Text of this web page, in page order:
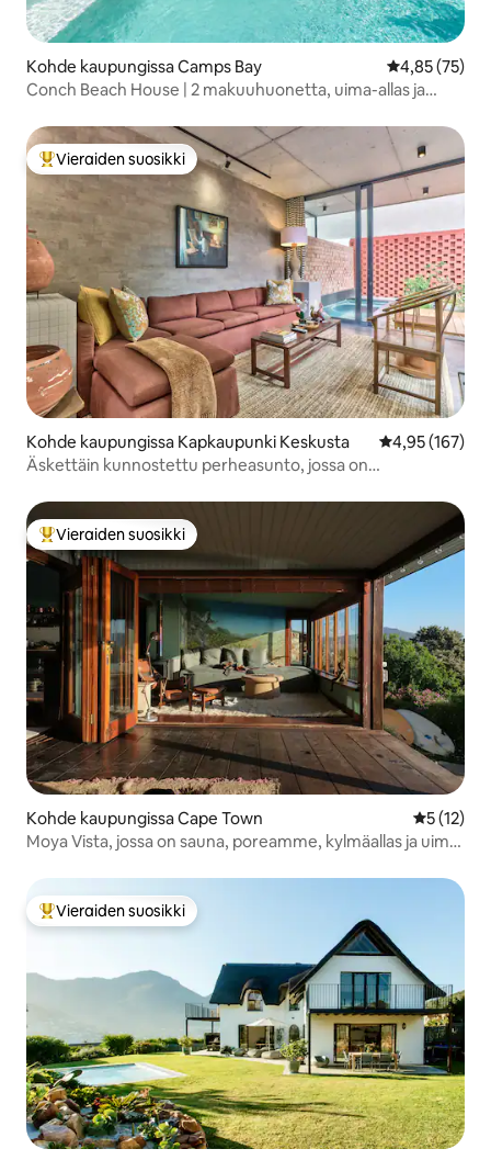
neuvoja.
Kohde kaupungissa Camps Bay
4,85 (75)
Conch Beach House | 2 makuuhuonetta, uima-allas ja
Vieraiden suosikkien parhaimmistoa
Vieraiden suosikki
Kohde kaupungissa Kapkaupunki Keskusta
4,95 (167)
Äskettäin kunnostettu perheasunto, jossa on
Vieraiden suosikkien parhaimmistoa
Vieraiden suosikki
Kohde kaupungissa Cape Town
5 (12)
Moya Vista, jossa on sauna, poreamme, kylmäallas ja uima-
Vieraiden suosikkien parhaimmistoa
Vieraiden suosikki